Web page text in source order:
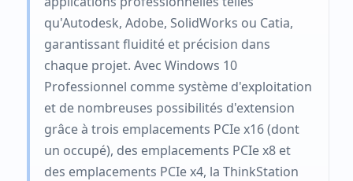
qu'Autodesk, Adobe, SolidWorks ou Catia,
garantissant fluidité et précision dans
chaque projet. Avec Windows 10
Professionnel comme système d'exploitation
et de nombreuses possibilités d'extension
grâce à trois emplacements PCIe x16 (dont
un occupé), des emplacements PCIe x8 et
des emplacements PCIe x4, la ThinkStation